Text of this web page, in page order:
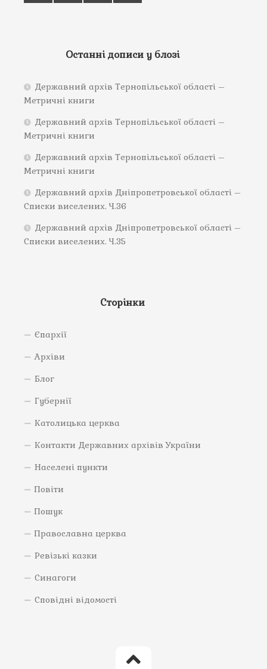
Останні дописи у блозі
Державний архів Тернопільської області –
Метричні книги
Державний архів Тернопільської області –
Метричні книги
Державний архів Тернопільської області –
Метричні книги
Державний архів Дніпропетровської області –
Списки виселених. Ч.36
Державний архів Дніпропетровської області –
Списки виселених. Ч.35
Сторінки
Єпархії
Архіви
Блог
Губернії
Католицька церква
Контакти Державних архівів України
Населені пункти
Повіти
Пошук
Православна церква
Ревізькі казки
Синагоги
Сповідні відомості